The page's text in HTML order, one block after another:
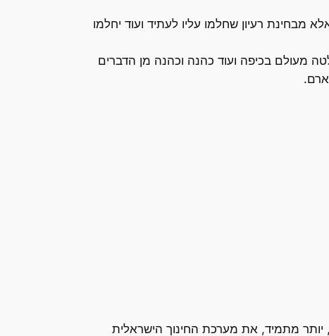
רעיון שחלמו עליו לעתיד ועוד יחלמו
מעולם בכיפה ועוד כהנה וכהנה מן הדברים
יותר מתמיד, את מערכת החינוך הישראלית